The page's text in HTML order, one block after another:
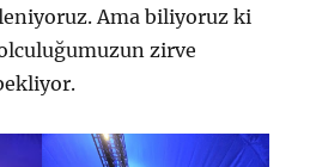
Ama biliyoruz ki
zirve